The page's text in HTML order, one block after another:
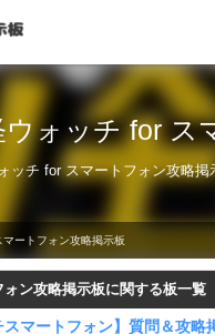
ウォッチ for ス
ッチ for スマートフォン攻略掲
ートフォン攻略掲示板
ン攻略掲示板に関する板一覧
スマートフォン】質問＆攻略